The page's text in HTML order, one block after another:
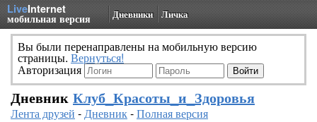
LiveInternet
мобильная версия Дневники Личка
Вы были перенаправлены на мобильную версию
страницы. Вернуться!
Авторизация
Дневник Клуб_Красоты_и_Здоровья
Лента друзей -Дневник-Полная версия